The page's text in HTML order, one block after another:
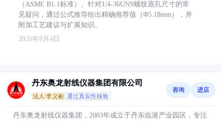
（ASME B1.1标准）。针对1/4-36UNS螺纹底孔尺寸的常
见疑问，通过公式推导给出精确推荐值（Φ5.18mm），并
附加工艺建议与扩展知识。
2026年8月4日
丹东奥龙射线仪器集团有限公司
法人:李义彬 通过真实性核验
咨询 进店
丹东奥龙射线仪器集团，2003年成立于丹东临港产业园区，专注